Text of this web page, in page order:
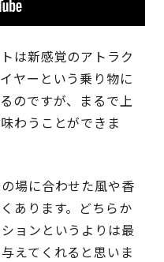
は新感覚のアトラク
ヤーという乗り物に
のですが、まるで上
わうことができま
場に合わせた風や香
あります。どちらか
ョンというよりは最
えてくれると思いま